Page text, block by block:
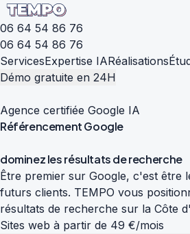
06 64 54 86 76
06 64 54 86 76
ServicesExpertise IARéalisations
Démo gratuite en 24H
Agence certifiée Google IA
RéférencementGoogle
dominezlesrésultatsderecherche
Être premier sur Google, c'est être
futurs clients. TEMPO vous
résultats de recherche sur la Côte
Sites web à partir de 49 €/mois